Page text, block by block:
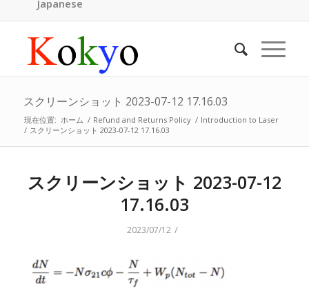
Japanese
スクリーンショット 2023-07-12 17.16.03
現在位置: ホーム / Refund and Returns Policy / Introduction to Laser
/ スクリーンショット 2023-07-12 17.16.03
スクリーンショット 2023-07-12
17.16.03
2023/07/12 /